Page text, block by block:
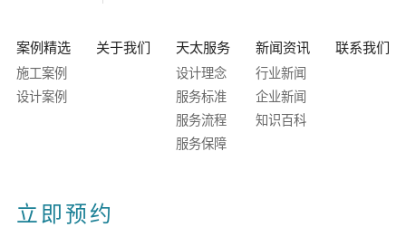
案例精选
施工案例
设计案例
关于我们 天太服务
设计理念
服务标准
服务流程
服务保障
新闻资讯
行业新闻
企业新闻
知识百科
联系我们
立即预约